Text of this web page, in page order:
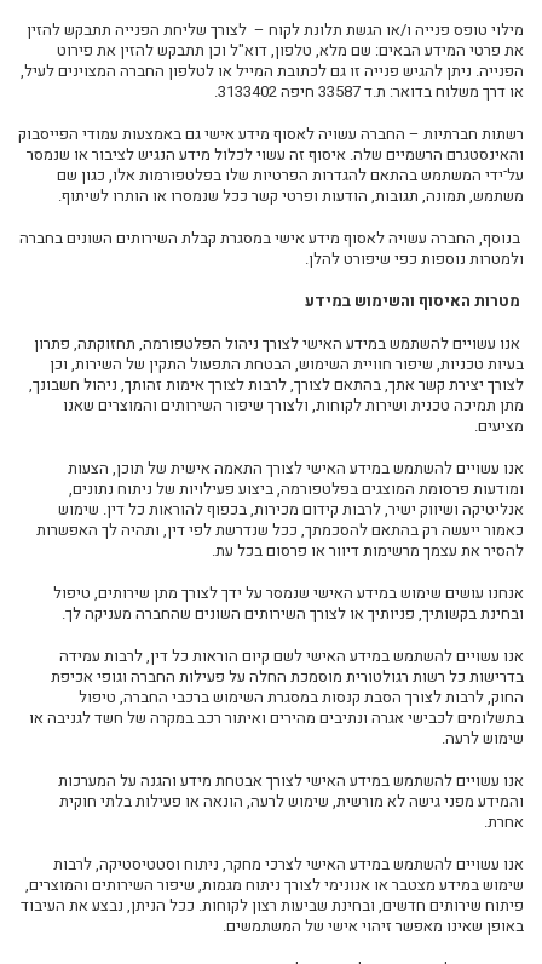
ליסינג
ליסינג מימוני
השכרת רכב
מכירת רכבים
כתבות ליסינג
מילוי טופס פנייה ו/או הגשת תלונת לקוח – לצורך שליחת הפנייה תתבקש להזין
את פרטי המידע הבאים: שם מלא, טלפון, דוא"ל וכן תתבקש להזין את פירוט
הפנייה. ניתן להגיש פנייה זו גם לכתובת המייל או לטלפון החברה המצוינים לעיל,
או דרך משלוח בדואר: ת.ד 33587 חיפה 3133402
.
רשתות חברתיות – החברה עשויה לאסוף מידע אישי גם באמצעות עמודי הפייסבוק
והאינסטגרם הרשמיים שלה. איסוף זה עשוי לכלול מידע הנגיש לציבור או שנמסר
על־ידי המשתמש בהתאם להגדרות הפרטיות שלו בפלטפורמות אלו, כגון שם
משתמש, תמונה, תגובות, הודעות ופרטי קשר ככל שנמסרו או הותרו לשיתוף.
בנוסף, החברה עשויה לאסוף מידע אישי במסגרת קבלת השירותים השונים בחברה
ולמטרות נוספות כפי שיפורט להלן.
מטרות האיסוף והשימוש במידע
אנו עשויים להשתמש במידע האישי לצורך ניהול הפלטפורמה, תחזוקתה, פתרון
בעיות טכניות, שיפור חוויית השימוש, הבטחת התפעול התקין של השירות, וכן
לצורך יצירת קשר אתך, בהתאם לצורך, לרבות לצורך אימות זהותך, ניהול חשבונך,
מתן תמיכה טכנית ושירות לקוחות, ולצורך שיפור השירותים והמוצרים שאנו
מציעים.
אנו עשויים להשתמש במידע האישי לצורך התאמה אישית של תוכן, הצעות
ומודעות פרסומת המוצגים בפלטפורמה, ביצוע פעילויות של ניתוח נתונים,
אנליטיקה ושיווק ישיר, לרבות קידום מכירות, בכפוף להוראות כל דין. שימוש
כאמור ייעשה רק בהתאם להסכמתך, ככל שנדרשת לפי דין, ותהיה לך האפשרות
להסיר את עצמך מרשימות דיוור או פרסום בכל עת.
אנחנו עושים שימוש במידע האישי שנמסר על ידך לצורך מתן שירותים, טיפול
ובחינת בקשותיך, פניותיך או לצורך השירותים השונים שהחברה מעניקה לך.
אנו עשויים להשתמש במידע האישי לשם קיום הוראות כל דין, לרבות עמידה
בדרישות כל רשות רגולטורית מוסמכת החלה על פעילות החברה וגופי אכיפת
החוק,לרבות לצורך הסבת קנסות במסגרת השימוש ברכבי החברה, טיפול
בתשלומים לכבישי אגרה ונתיבים מהירים ואיתור רכב במקרה של חשד לגניבה או
שימוש לרעה.
אנו עשויים להשתמש במידע האישי לצורך אבטחת מידע והגנה על המערכות
והמידע מפני גישה לא מורשית, שימוש לרעה, הונאה או פעילות בלתי חוקית
אחרת.
אנו עשויים להשתמש במידע האישי לצרכי מחקר, ניתוח וסטטיסטיקה, לרבות
שימוש במידע מצטבר או אנונימי לצורך ניתוח מגמות, שיפור השירותים והמוצרים,
פיתוח שירותים חדשים, ובחינת שביעות רצון לקוחות. ככל הניתן, נבצע את העיבוד
באופן שאינו מאפשר זיהוי אישי של המשתמשים.